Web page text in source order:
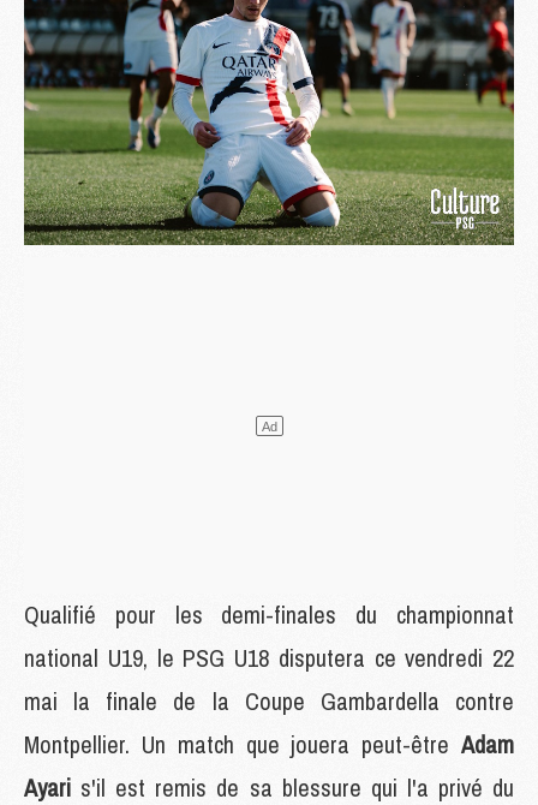
Qualifié pour les demi-finales du championnat
national U19, le PSG U18 disputera ce vendredi 22
mai la finale de la Coupe Gambardella contre
Montpellier. Un match que jouera peut-être Adam
Ayari s'il est remis de sa blessure qui l'a privé du